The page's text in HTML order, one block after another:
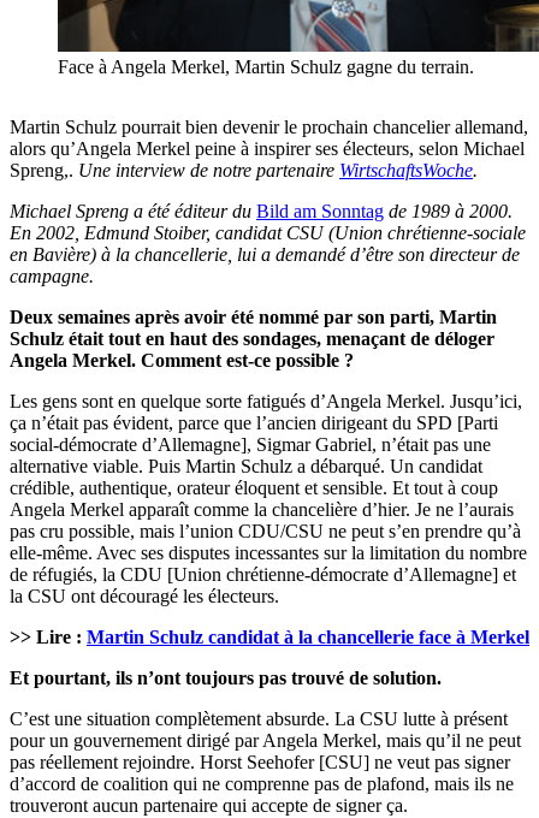
Face à Angela Merkel, Martin Schulz gagne du terrain.
Martin Schulz pourrait bien devenir le prochain chancelier allemand,
alors qu’Angela Merkel peine à inspirer ses électeurs, selon Michael
Spreng,. Une interview de notre partenaire WirtschaftsWoche.
Michael Spreng a été éditeur du Bild am Sonntag de 1989 à 2000.
En 2002, Edmund Stoiber, candidat CSU (Union chrétienne-sociale
en Bavière) à la chancellerie, lui a demandé d’être son directeur de
campagne.
Deux semaines après avoir été nommé par son parti, Martin
Schulz était tout en haut des sondages, menaçant de déloger
Angela Merkel. Comment est-ce possible ?
Les gens sont en quelque sorte fatigués d’Angela Merkel. Jusqu’ici,
ça n’était pas évident, parce que l’ancien dirigeant du SPD [Parti
social-démocrate d’Allemagne], Sigmar Gabriel, n’était pas une
alternative viable. Puis Martin Schulz a débarqué. Un candidat
crédible, authentique, orateur éloquent et sensible. Et tout à coup
Angela Merkel apparaît comme la chancelière d’hier. Je ne l’aurais
pas cru possible, mais l’union CDU/CSU ne peut s’en prendre qu’à
elle-même. Avec ses disputes incessantes sur la limitation du nombre
de réfugiés, la CDU [Union chrétienne-démocrate d’Allemagne] et
la CSU ont découragé les électeurs.
>> Lire : Martin Schulz candidat à la chancellerie face à Merkel
Et pourtant, ils n’ont toujours pas trouvé de solution.
C’est une situation complètement absurde. La CSU lutte à présent
pour un gouvernement dirigé par Angela Merkel, mais qu’il ne peut
pas réellement rejoindre. Horst Seehofer [CSU] ne veut pas signer
d’accord de coalition qui ne comprenne pas de plafond, mais ils ne
trouveront aucun partenaire qui accepte de signer ça.